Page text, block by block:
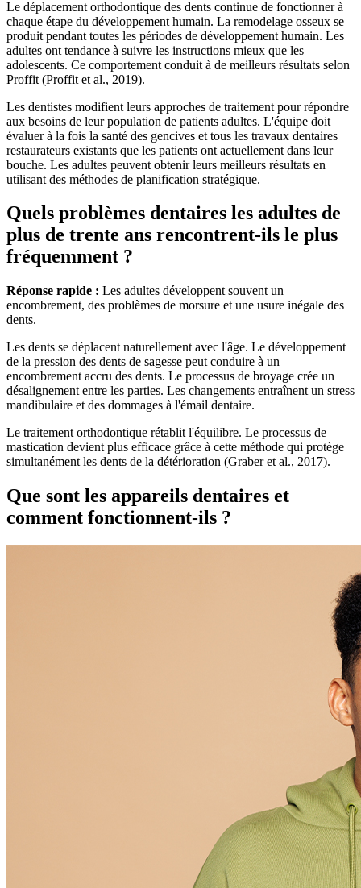
Le déplacement orthodontique des dents continue de fonctionner à
chaque étape du développement humain. La remodelage osseux se
produit pendant toutes les périodes de développement humain. Les
adultes ont tendance à suivre les instructions mieux que les
adolescents. Ce comportement conduit à de meilleurs résultats selon
Proffit (Proffit et al., 2019).
Les dentistes modifient leurs approches de traitement pour répondre
aux besoins de leur population de patients adultes. L'équipe doit
évaluer à la fois la santé des gencives et tous les travaux dentaires
restaurateurs existants que les patients ont actuellement dans leur
bouche. Les adultes peuvent obtenir leurs meilleurs résultats en
utilisant des méthodes de planification stratégique.
Quels problèmes dentaires les adultes de
plus de trente ans rencontrent-ils le plus
fréquemment ?
Réponse rapide : Les adultes développent souvent un
encombrement, des problèmes de morsure et une usure inégale des
dents.
Les dents se déplacent naturellement avec l'âge. Le développement
de la pression des dents de sagesse peut conduire à un
encombrement accru des dents. Le processus de broyage crée un
désalignement entre les parties. Les changements entraînent un stress
mandibulaire et des dommages à l'émail dentaire.
Le traitement orthodontique rétablit l'équilibre. Le processus de
mastication devient plus efficace grâce à cette méthode qui protège
simultanément les dents de la détérioration (Graber et al., 2017).
Que sont les appareils dentaires et
comment fonctionnent-ils ?